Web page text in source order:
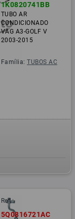
1K0820741BB
TUBO AR
CONDICIONADO
VAG A3-GOLF V
2003-2015
Família:TUBOS AC
Ref.:
5Q0816721AC